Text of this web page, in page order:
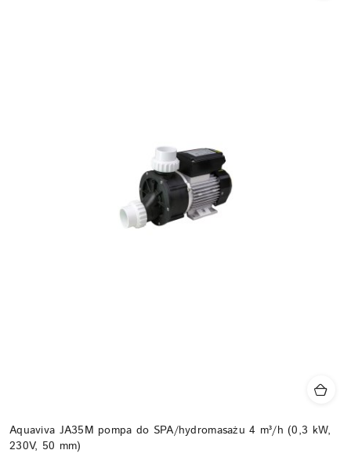
Aquaviva JA35M pompa do SPA/hydromasażu 4 m³/h (0,3 kW,
230V, 50 mm)